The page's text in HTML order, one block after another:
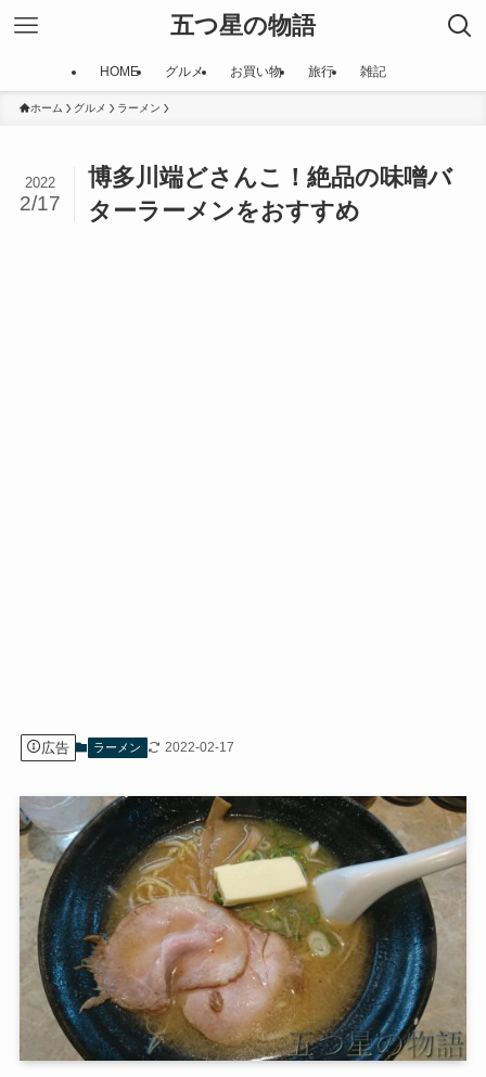
五つ星の物語
HOME グルメ お買い物 旅行 雑記
ホーム グルメ ラーメン
博多川端どさんこ！絶品の味噌バ
ターラーメンをおすすめ
2022
2/17
広告 ラーメン 2022-02-17